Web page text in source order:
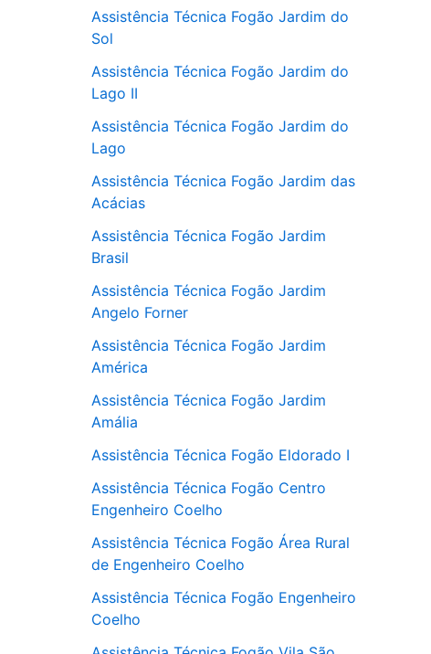
Assistência Técnica Fogão Jardim do
Sol
Assistência Técnica Fogão Jardim do
Lago II
Assistência Técnica Fogão Jardim do
Lago
Assistência Técnica Fogão Jardim das
Acácias
Assistência Técnica Fogão Jardim
Brasil
Assistência Técnica Fogão Jardim
Angelo Forner
Assistência Técnica Fogão Jardim
América
Assistência Técnica Fogão Jardim
Amália
Assistência Técnica Fogão Eldorado I
Assistência Técnica Fogão Centro
Engenheiro Coelho
Assistência Técnica Fogão Área Rural
de Engenheiro Coelho
Assistência Técnica Fogão Engenheiro
Coelho